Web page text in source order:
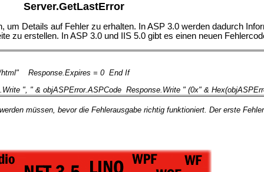
Server.GetLastError
Details auf Fehler zu erhalten. In ASP 3.0 werden dadurch
erstellen. In ASP 3.0 und IIS 5.0 gibt es einen neuen
Response.Expires = 0 End If
", " & objASPError.ASPCode Response.Write " (0x" &
müssen, bevor die Fehlerausgabe richtig funktioniert. Der erste